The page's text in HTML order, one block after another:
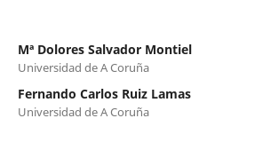
Mª Dolores Salvador Montiel
Universidad de A Coruña
Fernando Carlos Ruiz Lamas
Universidad de A Coruña